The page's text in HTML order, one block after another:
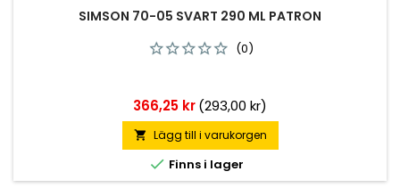
SIMSON 70-05 SVART 290 ML PATRON
(0)
Pris
366,25 kr(293,00 kr)
 Lägg till i varukorgen
 Finns i lager